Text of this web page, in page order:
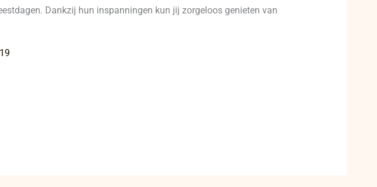
Dankzij hun inspanningen kun jij zorgeloos genieten van